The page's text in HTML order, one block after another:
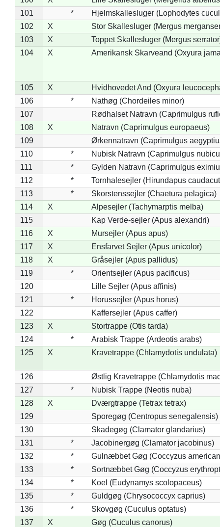
101
*
Hjelmskallesluger (Lophodytes
102
X
Stor Skallesluger (Mergus
103
X
Toppet Skallesluger (Mergus
104
X Amerikansk Skarveand (Oxyura
105 X
Hvidhovedet And (Oxyura
106
*
Nathøg (Chordeiles minor)
107
Rødhalset Natravn (Caprimulgus
108
X
Natravn (Caprimulgus europaeus)
109
Ørkennatravn (Caprimulgus
110
*
Nubisk Natravn (Caprimulgus
111
*
Gylden Natravn (Caprimulgus
112
*
Tornhalesejler (Hirundapus
113
*
Skorstenssejler (Chaetura pelagica)
114
X
Alpesejler (Tachymarptis melba)
115
Kap Verde-sejler (Apus alexandri)
116
X
Mursejler (Apus apus)
117
X
Ensfarvet Sejler (Apus unicolor)
118
X
Gråsejler (Apus pallidus)
119
*
Orientsejler (Apus pacificus)
120
Lille Sejler (Apus affinis)
121
*
Horussejler (Apus horus)
122
Kaffersejler (Apus caffer)
123
X
Stortrappe (Otis tarda)
124
*
Arabisk Trappe (Ardeotis arabs)
125
X Kravetrappe (Chlamydotis undulata)
126
Østlig Kravetrappe (Chlamydotis
127
*
Nubisk Trappe (Neotis nuba)
128
X
Dværgtrappe (Tetrax tetrax)
129
Sporegøg (Centropus senegalensis)
130
Skadegøg (Clamator glandarius)
131
*
Jacobinergøg (Clamator jacobinus)
132
*
Gulnæbbet Gøg (Coccyzus
133
*
Sortnæbbet Gøg (Coccyzus
134
*
Koel (Eudynamys scolopaceus)
135
*
Guldgøg (Chrysococcyx caprius)
136
*
Skovgøg (Cuculus optatus)
137
X
Gøg (Cuculus canorus)